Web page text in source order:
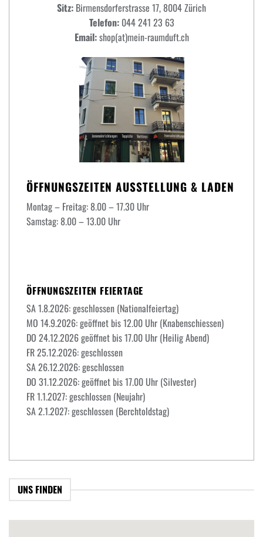
Sitz: Birmensdorferstrasse 17, 8004 Zürich
Telefon:044 241 23 63
Email:shop(at)mein-raumduft.ch
ÖFFNUNGSZEITEN AUSSTELLUNG & LADEN
Montag – Freitag: 8.00 – 17.30 Uhr
Samstag: 8.00 – 13.00 Uhr
ÖFFNUNGSZEITEN FEIERTAGE
SA 1.8.2026: geschlossen (Nationalfeiertag)
MO 14.9.2026: geöffnet bis 12.00 Uhr (Knabenschiessen)
DO 24.12.2026 geöffnet bis 17.00 Uhr (Heilig Abend)
FR 25.12.2026: geschlossen
SA 26.12.2026: geschlossen
DO 31.12.2026: geöffnet bis 17.00 Uhr (Silvester)
FR 1.1.2027: geschlossen (Neujahr)
SA 2.1.2027: geschlossen (Berchtoldstag)
UNS FINDEN